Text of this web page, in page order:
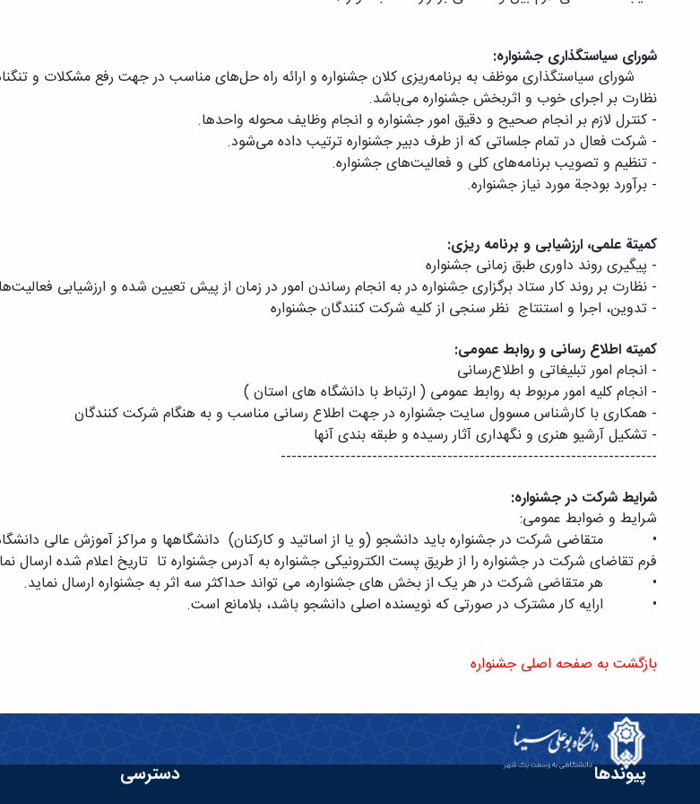
شورای سیاستگذاری جشنواره:
شورای سیاستگذاری موظف به برنامه‌ریزی کلان جشنواره و ارائه راه حل‌های مناسب در جهت رفع مشکلات و
نظارت بر اجرای خوب و اثربخش جشنواره می‌باشد.
- کنترل لازم بر انجام صحیح و دقیق امور جشنواره و انجام وظایف محوله واحدها.
- شرکت فعال در تمام جلساتی که از طرف دبیر جشنواره ترتیب داده می‌شود.
- تنظیم و تصویب برنامه‌های کلی و فعالیت‌های جشنواره.
- برآورد بودجة مورد نیاز جشنواره.
کمیتة‌ علمی، ارزشیابی و برنامه ریزی:
- پیگیری روند داوری طبق زمانی جشنواره
- نظارت بر روند کار ستاد برگزاری جشنواره در به انجام رساندن امور در زمان از پیش تعیین شده و ارزشیابی
- تدوین، اجرا و استنتاج نظر سنجی از کلیه شرکت کنندگان جشنواره
کمیته اطلاع رسانی و روابط عمومی:
- انجام امور تبلیغاتی و اطلاع‌رسانی
- انجام کلیه امور مربوط به روابط عمومی ( ارتباط با دانشگاه های استان )
- همکاری با کارشناس مسوول سایت جشنواره در جهت اطلاع رسانی مناسب و به هنگام شرکت کنندگان
- تشکیل آرشیو هنری و نگهداری آثار رسیده وطبقه بندی آنها
----------------------------------------------------------------------
شرایط شرکت در جشنواره:
شرایط و ضوابط عمومی:
فرم تقاضای شرکت در جشنواره را از طریق پست الکترونیکی جشنواره به آدرس جشنواره تا تاریخ اعلام شده ارسال
• هر متقاضی شرکت در هر یک از بخش های جشنواره، می تواند حداکثر سه اثر به جشنواره ارسال نماید.
• ارایه کار مشترک در صورتی که نویسنده اصلی دانشجو باشد، بلامانع است.
بازگشت به صفحه اصلی جشنواره
پیوندها دسترسی